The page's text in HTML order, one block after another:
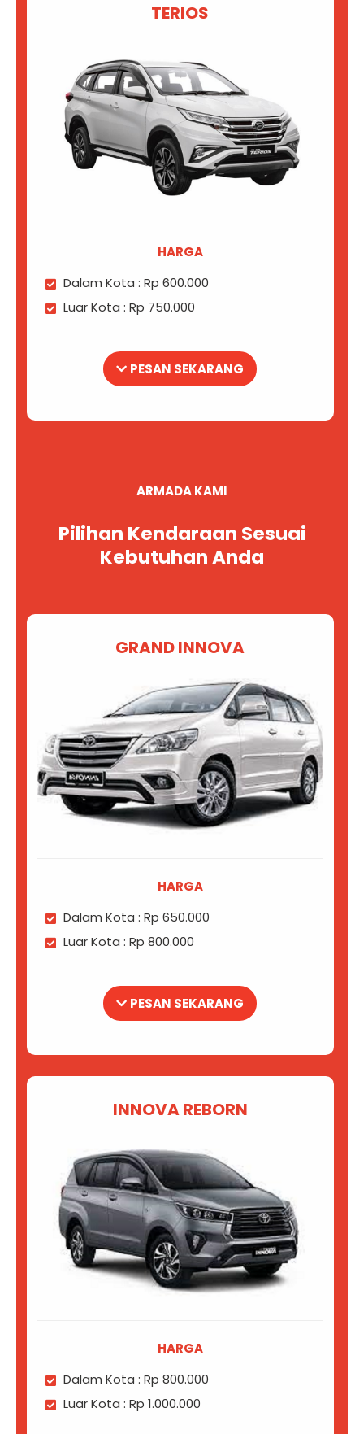
TERIOS
HARGA
Dalam Kota : Rp 600.000
Luar Kota : Rp 750.000
PESAN SEKARANG
ARMADA KAMI
Pilihan Kendaraan Sesuai
Kebutuhan Anda
GRAND INNOVA
HARGA
Dalam Kota : Rp 650.000
Luar Kota : Rp 800.000
PESAN SEKARANG
INNOVA REBORN
HARGA
Dalam Kota : Rp 800.000
Luar Kota : Rp 1.000.000